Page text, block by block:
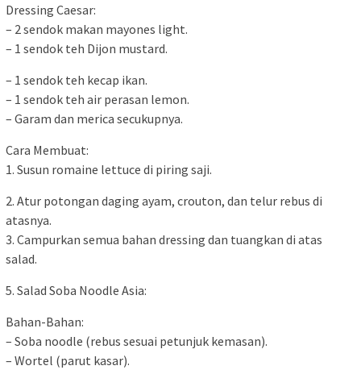
Dressing Caesar:
– 2 sendok makan mayones light.
– 1 sendok teh Dijon mustard.
– 1 sendok teh kecap ikan.
– 1 sendok teh air perasan lemon.
– Garam dan merica secukupnya.
Cara Membuat:
1. Susun romaine lettuce di piring saji.
2. Atur potongan daging ayam, crouton, dan telur rebus di
atasnya.
3. Campurkan semua bahan dressing dan tuangkan di atas
salad.
5. Salad Soba Noodle Asia:
Bahan-Bahan:
– Soba noodle (rebus sesuai petunjuk kemasan).
– Wortel (parut kasar).